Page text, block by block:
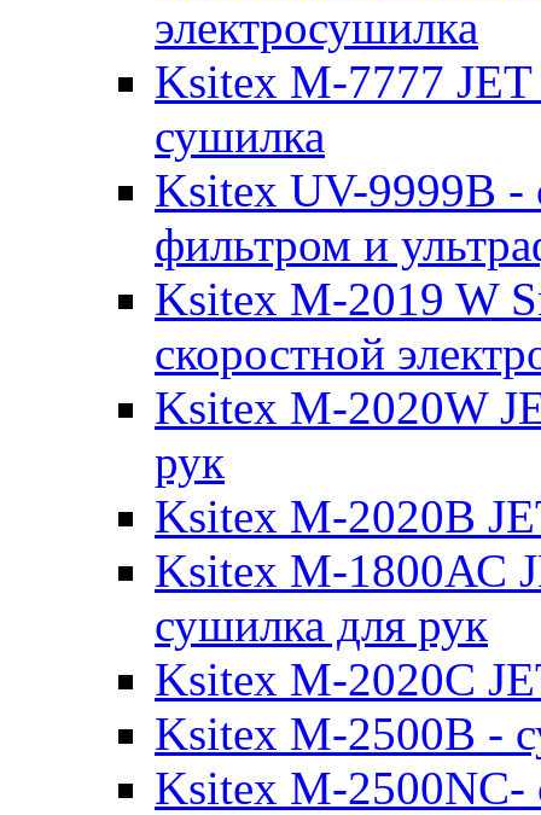
электрoсушилка
Ksitex M-7777 JET
сушилка
Ksitex UV-9999B
фильтром и
Ksitex M-2019 W
скоростной
Ksitex M-2020W
рук
Ksitex M-2020B
Ksitex M-1800АС
сушилка для рук
Ksitex M-2020C
Ksitex M-2500B -
Ksitex M-2500NC-